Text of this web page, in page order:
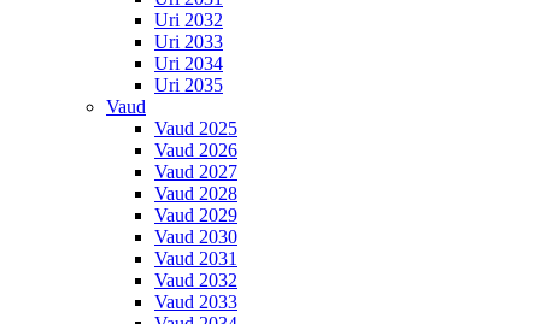
Uri 2032
Uri 2033
Uri 2034
Uri 2035
Vaud
Vaud 2025
Vaud 2026
Vaud 2027
Vaud 2028
Vaud 2029
Vaud 2030
Vaud 2031
Vaud 2032
Vaud 2033